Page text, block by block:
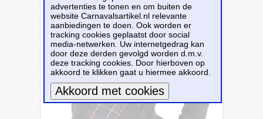
advertenties te tonen en om buiten de
website Carnavalsartikel.nl relevante
aanbiedingen te doen. Ook worden er
tracking cookies geplaatst door social
media-netwerken. Uw internetgedrag kan
door deze derden gevolgd worden d.m.v.
deze tracking cookies. Door hierboven op
akkoord te klikken gaat u hiermee akkoord.
Meer informatie